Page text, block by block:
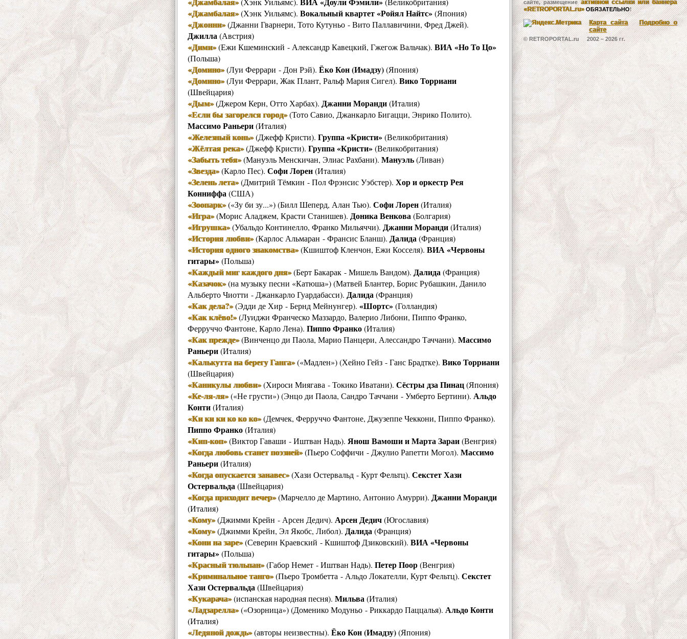
«Джамбалая»(Хэнк Уильямс). Вокальный квартет «Ройял Найтс»(Япония)
«Джонни»(Джанни Гварнери, Тото Кутуньо - Вито Паллавичини, Фред Джей).
Джилла(Австрия)
«Дими»(Ежи Кшеминский - Александр Кавецкий, Гжегож Вальчак). ВИА «Но То Цо»
(Польша)
«Домино»(Луи Феррари - Дон Рэй). Ёко Кон (Имадзу)(Япония)
«Домино»(Луи Феррари, Жак Плант, Ральф Мария Сигел). Вико Торриани
(Швейцария)
«Дым»(Джером Керн, Отто Харбах). Джанни Моранди(Италия)
«Если бы загорелся город»(Тото Савио, Джанкарло Бигацци, Энрико Полито).
Массимо Раньери(Италия)
«Железный конь»(Джефф Кристи). Группа «Кристи»(Великобритания)
«Жёлтая река»(Джефф Кристи). Группа «Кристи»(Великобритания)
«Забыть тебя»(Мануэль Менскичан, Элиас Рахбани). Мануэль(Ливан)
«Звезда»(Карло Пес). Софи Лорен(Италия)
«Зелень лета»(Дмитрий Тёмкин - Пол Фрэнсис Уэбстер). Хор и оркестр Рея
Конниффа(США)
«Зоопарк»(«Зу би зу...») (Билл Шеперд, Алан Тью). Софи Лорен(Италия)
«Игра»(Морис Аладжем, Красти Станишев). Доника Венкова(Болгария)
«Игрушка»(Убальдо Континелло, Франко Мильяччи). Джанни Моранди(Италия)
«История любви»(Карлос Альмаран - Франсис Бланш). Далида(Франция)
«История одного знакомства»(Кшиштоф Кленчон, Ежи Косселя). ВИА «Червоны
гитары»(Польша)
«Каждый миг каждого дня»(Берт Бакарак - Мишель Вандом). Далида(Франция)
«Казачок»(на музыку песни «Катюша») (Матвей Блантер, Борис Рубашкин, Данило
Альберто Чиотти - Джанкарло Гуардабасси). Далида(Франция)
«Как дела?»(Эдди де Хир - Бернд Мейнунгер). «Шортс»(Голландия)
«Как клёво!»(Луиджи Франческо Маззардо, Валерио Либони, Пиппо Франко,
Ферруччо Фантоне, Карло Лена). Пиппо Франко(Италия)
«Как прежде»(Винченцо ди Паола, Марио Панцери, Алессандро Таччани). Массимо
Раньери(Италия)
«Калькутта на берегу Ганга»(«Мадлен») (Хейно Гейз - Ганс Брадтке). Вико Торриани
(Швейцария)
«Каникулы любви»(Хироси Миягава - Токико Иватани). Сёстры дза Пинац(Япония)
«Ке-ля-ля»(«Не грусти») (Энцо ди Паола, Сандро Таччани - Умберто Бертини). Альдо
Конти(Италия)
«Ки ки ки ко ко ко»(Демчек, Ферруччо Фантоне, Джузеппе Чеккони, Пиппо Франко).
Пиппо Франко(Италия)
«Кип-коп»(Виктор Гаваши - Иштван Надь). Янош Вамоши и Марта Зараи(Венгрия)
«Когда любовь станет поэзией»(Пьеро Соффичи - Джулио Рапетти Могол). Массимо
Раньери(Италия)
«Когда опускается занавес»(Хази Остервальд - Курт Фельтц). Секстет Хази
Остервальда(Швейцария)
«Когда приходит вечер»(Марчелло де Мартино, Антонио Амурри). Джанни Моранди
(Италия)
«Кому»(Джимми Крейн - Арсен Дедич). Арсен Дедич(Югославия)
«Кому»(Джимми Крейн, Эл Якобс, Либол). Далида(Франция)
«Кони на заре»(Северин Краевский - Кшиштоф Дзиковский). ВИА «Червоны
гитары»(Польша)
«Красный тюльпан»(Габор Немет - Иштван Надь). Петер Поор(Венгрия)
«Криминальное танго»(Пьеро Тромбетта - Альдо Локателли, Курт Фельтц). Секстет
Хази Остервальда(Швейцария)
«Кукарача»(испанская народная песня). Мильва(Италия)
«Ладзарелла»(«Озорница») (Доменико Модуньо - Риккардо Паццалья). Альдо Конти
(Италия)
«Ледяной дождь»(авторы неизвестны). Ёко Кон (Имадзу)(Япония)
сайте, размещениеактивной ссылки или баннера
«RETROPORTAL.ru» ОБЯЗАТЕЛЬНО!
Карта сайта
Подробно о
сайте
© RETROPORTAL.ru 2002 –2026 гг.